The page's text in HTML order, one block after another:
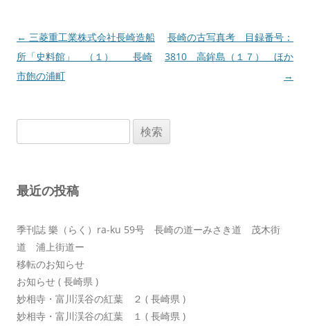
投
稿
ナ
ン
← 三菱重工業株式会社長崎造船
所「史料館」 （１） 長崎
市飽の浦町
長崎の古写真考 目録番号：
3810 高鉾島（１７） ほか
→
索:
最近の投稿
季刊誌 樂（らく）ra-ku 59号 長崎の道ーみさき道 茂木街
道 浦上街道ー
移転のお知らせ
お知らせ ( 長崎県 )
妙相寺・富川渓谷の紅葉 ２ ( 長崎県 )
妙相寺・富川渓谷の紅葉 １ ( 長崎県 )